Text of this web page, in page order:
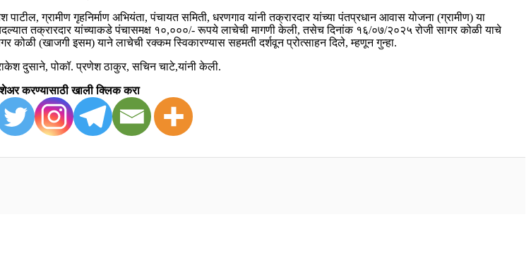
ग्रामीण गृहनिर्माण अभियंता, पंचायत समिती, धरणगाव यांनी तक्रारदार यांच्या पंतप्रधान आवास योजना (ग्रामीण) या
तक्रारदार यांच्याकडे पंचासमक्ष १०,०००/- रूपये लाचेची मागणी केली, तसेच दिनांक १६/०७/२०२५ रोजी सागर कोळी याचे
(खाजगी इसम) याने लाचेची रक्कम स्विकारण्यास सहमती दर्शवून प्रोत्साहन दिले, म्हणून गुन्हा.
दुसाने, पोकॉ. प्रणेश ठाकुर, सचिन चाटे,यांनी केली.
शेअर करण्यासाठी खाली क्लिक करा